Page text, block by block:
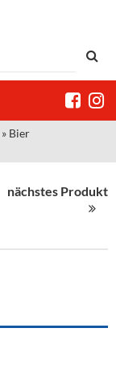
» Bier
nächstes Produkt